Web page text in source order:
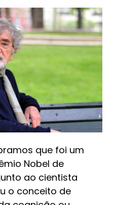
que foi um
Nobel de
ao cientista
o conceito de